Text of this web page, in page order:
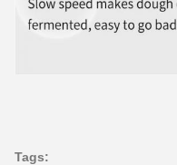
Tags: